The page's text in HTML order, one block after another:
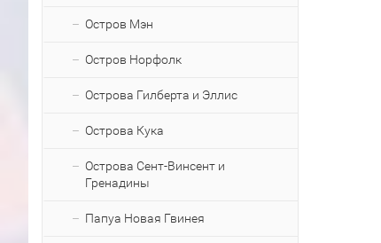
Остров Мэн
Остров Норфолк
Острова Гилберта и Эллис
Острова Кука
Острова Сент-Винсент и
Гренадины
Папуа Новая Гвинея